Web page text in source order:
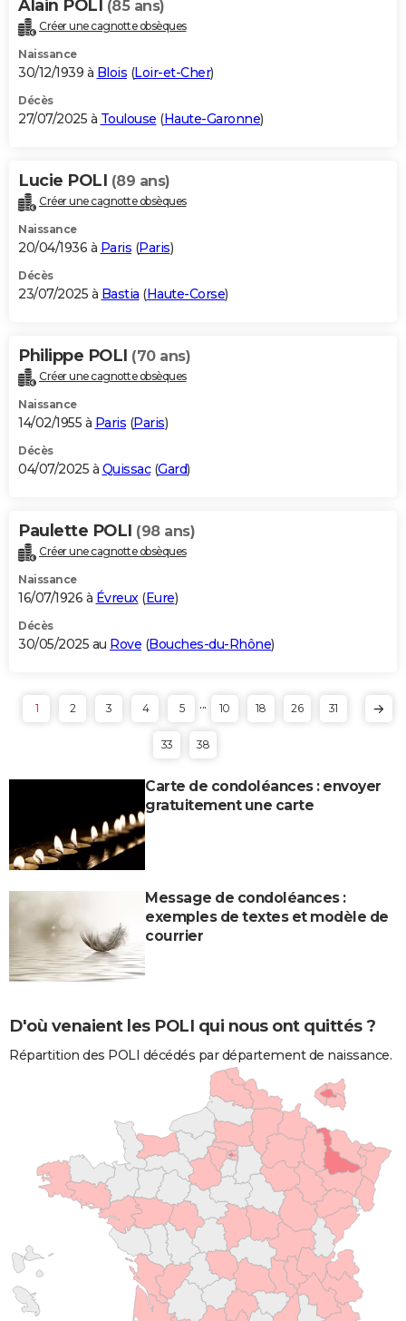
Alain POLI (85 ans)
Créer une cagnotte obsèques
Naissance
30/12/1939 à Blois (Loir-et-Cher)
Décès
27/07/2025 à Toulouse (Haute-Garonne)
Lucie POLI (89 ans)
Créer une cagnotte obsèques
Naissance
20/04/1936 à Paris (Paris)
Décès
23/07/2025 à Bastia (Haute-Corse)
Philippe POLI (70 ans)
Créer une cagnotte obsèques
Naissance
14/02/1955 à Paris (Paris)
Décès
04/07/2025 à Quissac(Gard)
Paulette POLI (98 ans)
Créer une cagnotte obsèques
Naissance
16/07/1926 à Évreux (Eure)
Décès
30/05/2025 au Rove (Bouches-du-Rhône)
1 2 3 4 5 ... 10 18 26 31
33 38
Carte de condoléances : envoyer
gratuitement une carte
Message de condoléances :
exemples de textes et modèle de
courrier
D'où venaient les POLI qui nous ont quittés ?
Répartition des POLI décédés par département de naissance.